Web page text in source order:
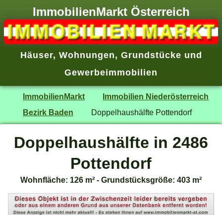
ImmobilienMarkt Österreich
Häuser, Wohnungen, Grundstücke und
Gewerbeimmobilien
ImmobilienMarkt
Immobilien Niederösterreich
Bezirk Baden
Doppelhaushälfte Pottendorf
Doppelhaushälfte in 2486
Pottendorf
Wohnfläche: 126 m² - Grundstücksgröße: 403 m²